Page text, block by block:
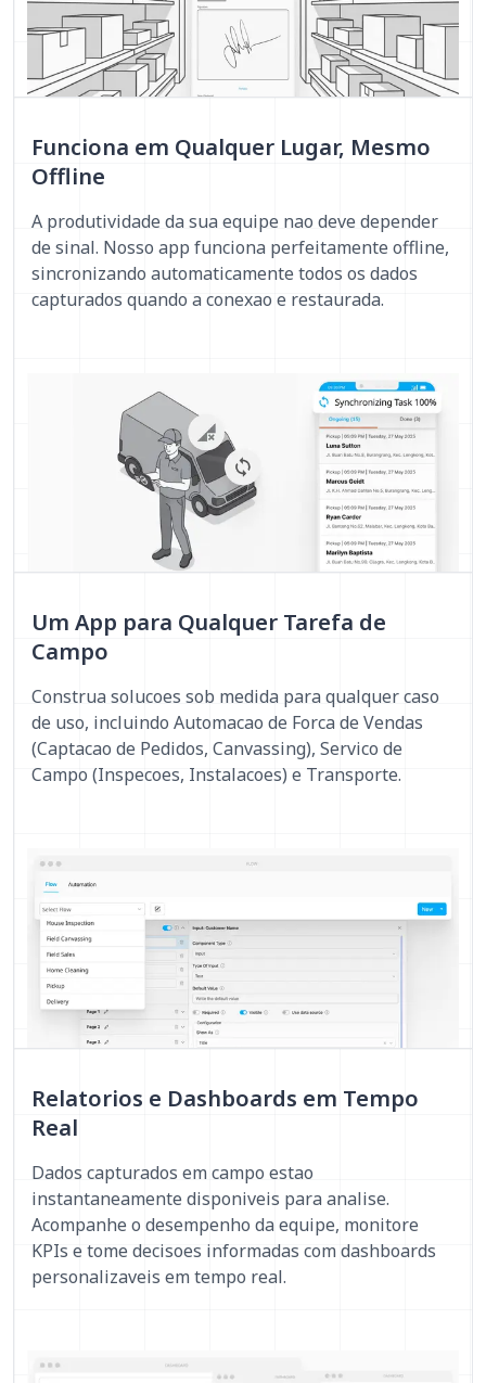
Funciona em Qualquer Lugar, Mesmo
Offline
A produtividade da sua equipe nao deve depender
de sinal. Nosso app funciona perfeitamente offline,
sincronizando automaticamente todos os dados
capturados quando a conexao e restaurada.
Um App para Qualquer Tarefa de
Campo
Construa solucoes sob medida para qualquer caso
de uso, incluindo Automacao de Forca de Vendas
(Captacao de Pedidos, Canvassing), Servico de
Campo (Inspecoes, Instalacoes) e Transporte.
Relatorios e Dashboards em Tempo
Real
Dados capturados em campo estao
instantaneamente disponiveis para analise.
Acompanhe o desempenho da equipe, monitore
KPIs e tome decisoes informadas com dashboards
personalizaveis em tempo real.